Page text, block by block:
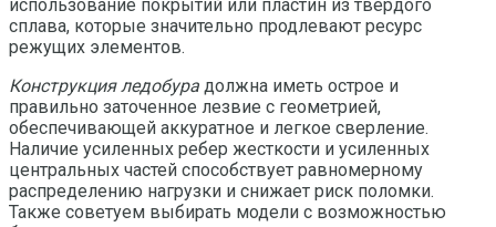
использование покрытий или пластин из твердого
сплава, которые значительно продлевают ресурс
режущих элементов.
Конструкция ледобура должна иметь острое и
правильно заточенное лезвие с геометрией,
обеспечивающей аккуратное и легкое сверление.
Наличие усиленных ребер жесткости и усиленных
центральных частей способствует равномерному
распределению нагрузки и снижает риск поломки.
Также советуем выбирать модели с возможностью